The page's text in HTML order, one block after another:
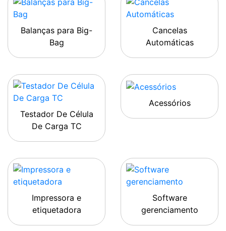
Balanças para Big-
Bag
Cancelas
Automáticas
Testador De Célula
De Carga TC
Acessórios
Impressora e
etiquetadora
Software
gerenciamento